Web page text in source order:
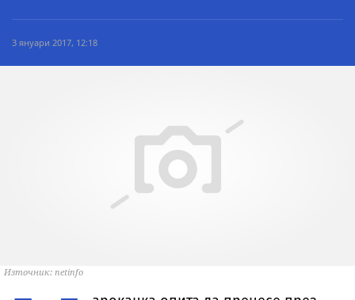
3 януари 2017, 12:18
Източник: netinfo